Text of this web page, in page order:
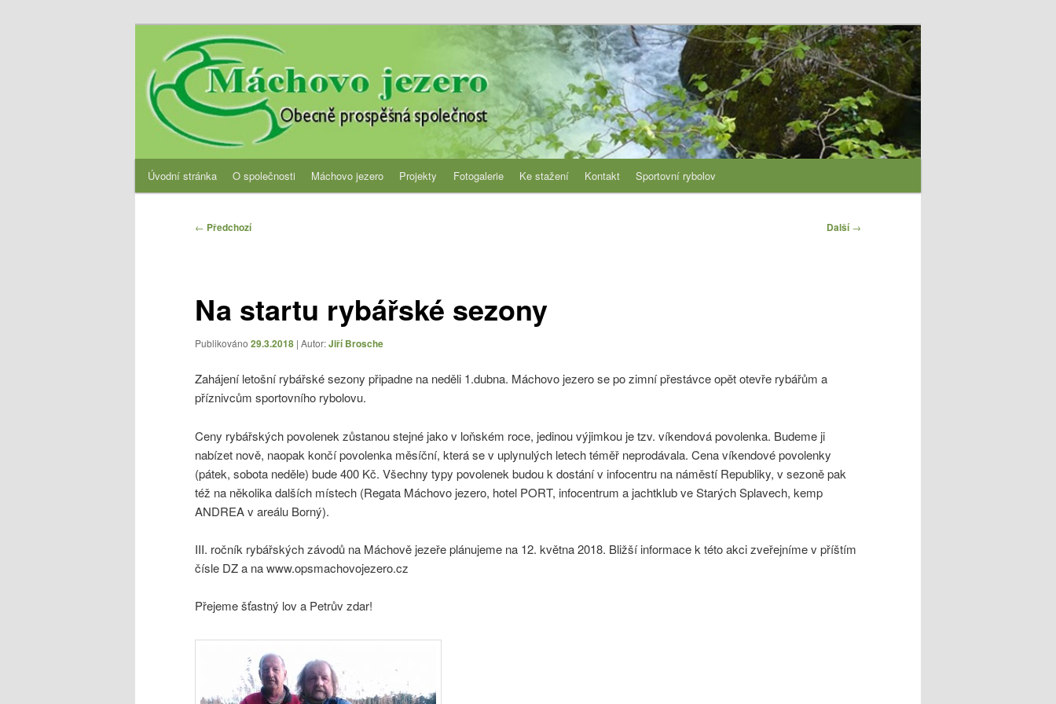
OPS Máchovo jezero
Obecně prospěšná společnost
Hlavní
Úvodní stránka O společnosti Máchovo jezero Projekty Fotogalerie Ke stažení Kontakt Sportovní rybolov
Navigace
← Předchozí Další→
Na startu rybářské sezony
Publikováno 29.3.2018 | Autor:Jiří Brosche
Zahájení letošní rybářské sezony připadne na neděli 1.dubna. Máchovo jezero se po zimní přestávce opět otevře rybářům a
příznivcům sportovního rybolovu.
Ceny rybářských povolenek zůstanou stejné jako v loňském roce, jedinou výjimkou je tzv. víkendová povolenka. Budeme ji
nabízet nově, naopak končí povolenka měsíční, která se v uplynulých letech téměř neprodávala. Cena víkendové povolenky
(pátek, sobota neděle) bude 400 Kč. Všechny typy povolenek budou k dostání v infocentru na náměstí Republiky, v sezoně pak
též na několika dalších místech (Regata Máchovo jezero, hotel PORT, infocentrum a jachtklub ve Starých Splavech, kemp
ANDREA v areálu Borný).
III. ročník rybářských závodů na Máchově jezeře plánujeme na 12. května 2018. Bližší informace k této akci zveřejníme v příštím
čísle DZ a na www.opsmachovojezero.cz
Přejeme šťastný lov a Petrův zdar!